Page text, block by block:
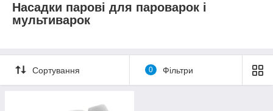
Насадки парові для пароварок і
мультиварок
Сортування 0 Фільтри